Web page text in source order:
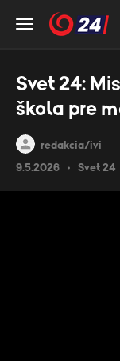
redakcia/ivi
9.5.2026
Svet 24
Svet 24:
škola pre